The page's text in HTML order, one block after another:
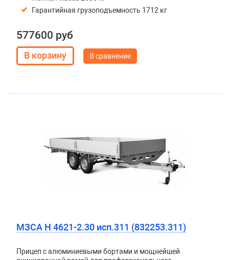
Гарантийная грузоподъемность 1712 кг
577600 руб
В сравнение
МЗСА H 4621-2.30 исп.311 (832253.311)
Прицеп с алюминиевыми бортами и мощнейшей